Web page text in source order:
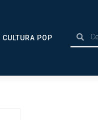
CULTURA POP